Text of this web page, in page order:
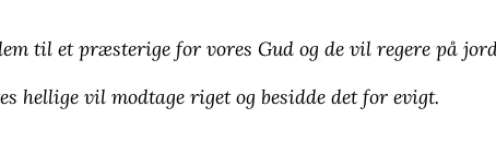
til et præsterige for vores Gud og de vil regere på
hellige vil modtage riget og besidde det for evigt.